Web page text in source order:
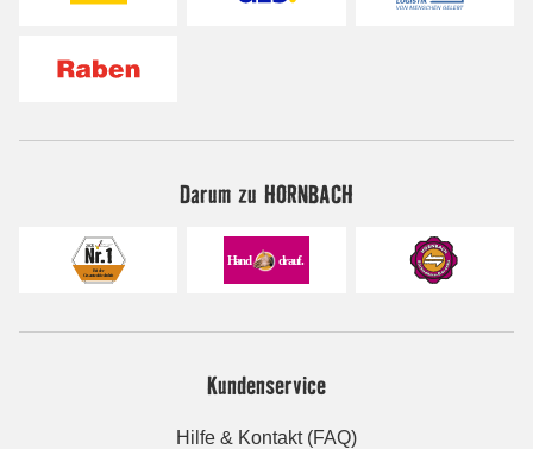
Darum zu HORNBACH
Kundenservice
Hilfe & Kontakt (FAQ)